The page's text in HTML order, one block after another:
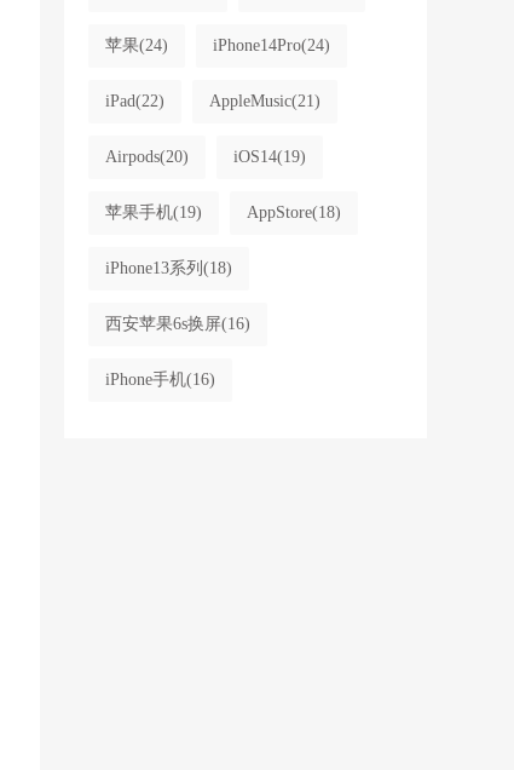
苹果(24) iPhone14Pro(24)
iPad(22) AppleMusic(21)
Airpods(20) iOS14(19)
苹果手机(19) AppStore(18)
iPhone13系列 (18)
西安苹果6s换屏(16)
iPhone手机(16)